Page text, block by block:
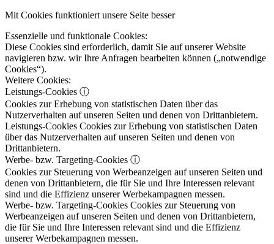
Mit Cookies funktioniert unsere Seite besser
Essenzielle und funktionale Cookies:
Diese Cookies sind erforderlich, damit Sie auf unserer Website
navigieren bzw. wir Ihre Anfragen bearbeiten können („notwendige
Cookies“).
Weitere Cookies:
Leistungs-Cookies ⓘ
Cookies zur Erhebung von statistischen Daten über das
Nutzerverhalten auf unseren Seiten und denen von Drittanbietern.
Leistungs-Cookies Cookies zur Erhebung von statistischen Daten
über das Nutzerverhalten auf unseren Seiten und denen von
Drittanbietern.
Werbe- bzw. Targeting-Cookies ⓘ
Cookies zur Steuerung von Werbeanzeigen auf unseren Seiten und
denen von Drittanbietern, die für Sie und Ihre Interessen relevant
sind und die Effizienz unserer Werbekampagnen messen.
Werbe- bzw. Targeting-Cookies Cookies zur Steuerung von
Werbeanzeigen auf unseren Seiten und denen von Drittanbietern,
die für Sie und Ihre Interessen relevant sind und die Effizienz
unserer Werbekampagnen messen.